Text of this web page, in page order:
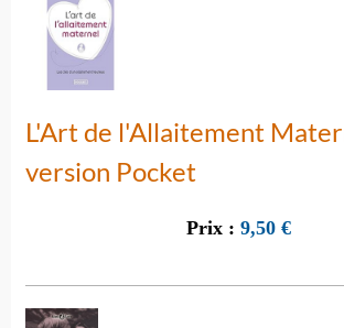
L'Art de l'Allaitement
version Pocket
Prix : 9,50 €